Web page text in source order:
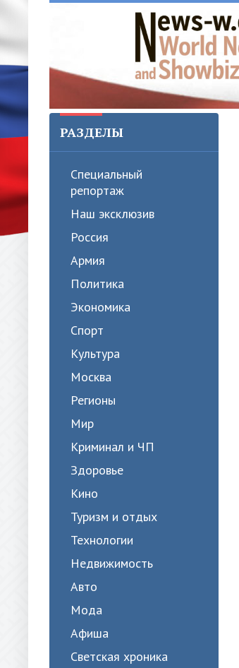
РАЗДЕЛЫ
Специальный
репортаж
Наш эксклюзив
Россия
Армия
Политика
Экономика
Спорт
Культура
Москва
Регионы
Мир
Криминал и ЧП
Здоровье
Кино
Туризм и отдых
Технологии
Недвижимость
Авто
Мода
Афиша
Светская хроника